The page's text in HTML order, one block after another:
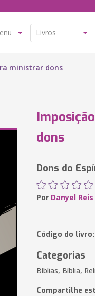
ministrar dons
dons
Dons do
Por Danyel Reis
Código do
Categorias
Bíblias, Bíblia,
Compartilhe